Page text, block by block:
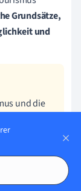
Grundsätze,
und
und die
in